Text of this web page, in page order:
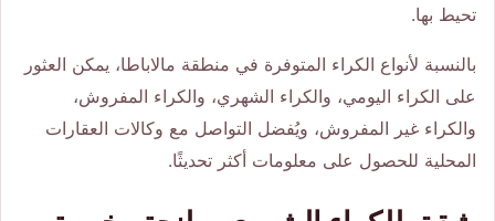
تحيط بها.
بالنسبة لأنواع الكراء المتوفرة في منطقة مالاباطا، يمكن العثور
على الكراء اليومي، والكراء الشهري، والكراء المفروش،
والكراء غير المفروش، ويُفضل التواصل مع وكالات العقارات
المحلية للحصول على معلومات أكثر تحديثًا.